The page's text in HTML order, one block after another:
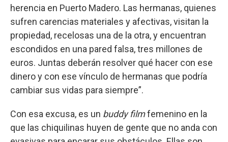
herencia en Puerto Madero. Las hermanas, quienes
sufren carencias materiales y afectivas, visitan la
propiedad, recelosas una de la otra, y encuentran
escondidos en una pared falsa, tres millones de
euros. Juntas deberán resolver qué hacer con ese
dinero y con ese vínculo de hermanas que podría
cambiar sus vidas para siempre”.
Con esa excusa, es un buddy filmfemenino en la
que las chiquilinas huyen de gente que no anda con